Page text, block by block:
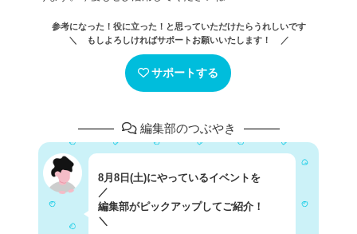
参考になった！役に立った！と思っていただけたらうれしいです
＼ もしよろしければサポートお願いいたします！ ／
サポートする
編集部のつぶやき
8月8日(土)にやっているイベントを
／
編集部がピックアップしてご紹介！
＼